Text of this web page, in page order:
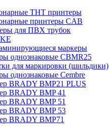
THT принтеры
принтеры CAB
для ПВХ трубок
маркеры
однознаковые CBMR25
для маркировки (шильдики)
однознаковые Cembre
BRADY BMP21 PLUS
BRADY BMP 41
BRADY BMP 51
BRADY BMP 53
BRADY BMP71